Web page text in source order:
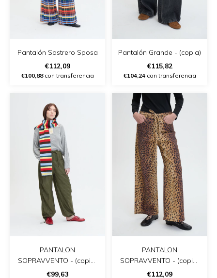
Pantalón Sastrero Sposa
€112,09
€100,88con transferencia
Pantalón Grande - (copia)
€115,82
€104,24con transferencia
PANTALON
SOPRAVVENTO - (copia)
- (copia) - (copia)
€99,63
PANTALON
SOPRAVVENTO - (copia)
- (copia)
€112,09